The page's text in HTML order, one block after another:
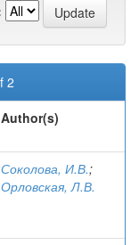
2
Author(s)
Соколова, И.В.;
Орловская, Л.В.